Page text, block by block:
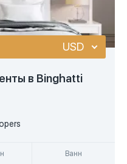
в Binghatti
Ванн
USD
USD